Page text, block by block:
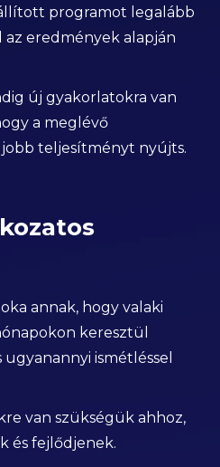
programot legalább
eredmények alapján
új gyakorlatokra van
a meglévő
teljesítményt nyújts.
annak, hogy valaki
keresztül
ismétléssel
van szükségük ahhoz,
és fejlődjenek.